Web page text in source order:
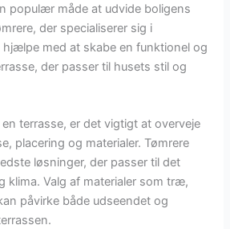
populær måde at udvide boligens
der specialiserer sig i
med at skabe en funktionel og
der passer til husets stil og
terrasse, er det vigtigt at overveje
placering og materialer. Tømrere
løsninger, der passer til det
klima. Valg af materialer som træ,
påvirke både udseendet og